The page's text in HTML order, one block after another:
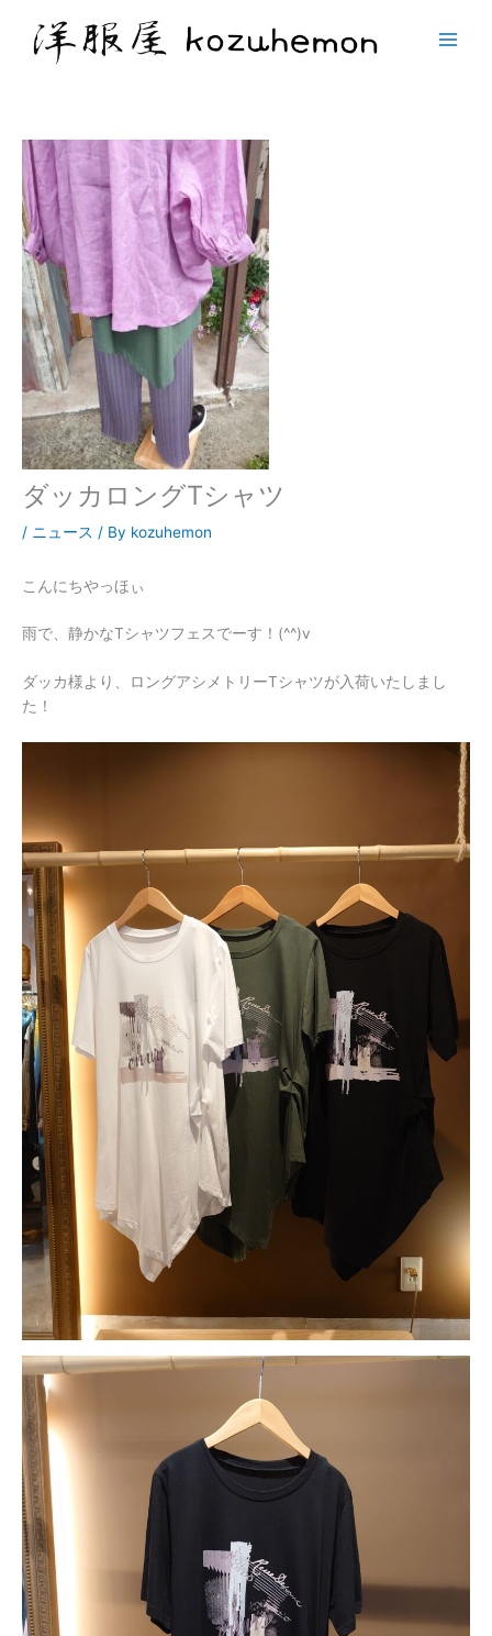
ダッカロングTシャツ
/ ニュース / By kozuhemon
こんにちやっほぃ
雨で、静かなTシャツフェスでーす！(^^)v
ダッカ様より、ロングアシメトリーTシャツが入荷いたしまし
た！